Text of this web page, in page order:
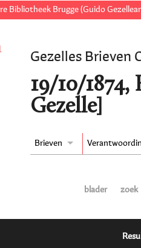
Bibliotheek Brugge (Guido
Gezelles Brieven
19/10/1874,
Gezelle]
Brieven
blader zoek